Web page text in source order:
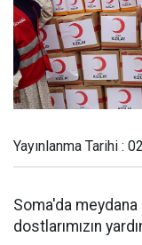
Yayınlanma Tarihi :
Soma'da
dostlarımızın